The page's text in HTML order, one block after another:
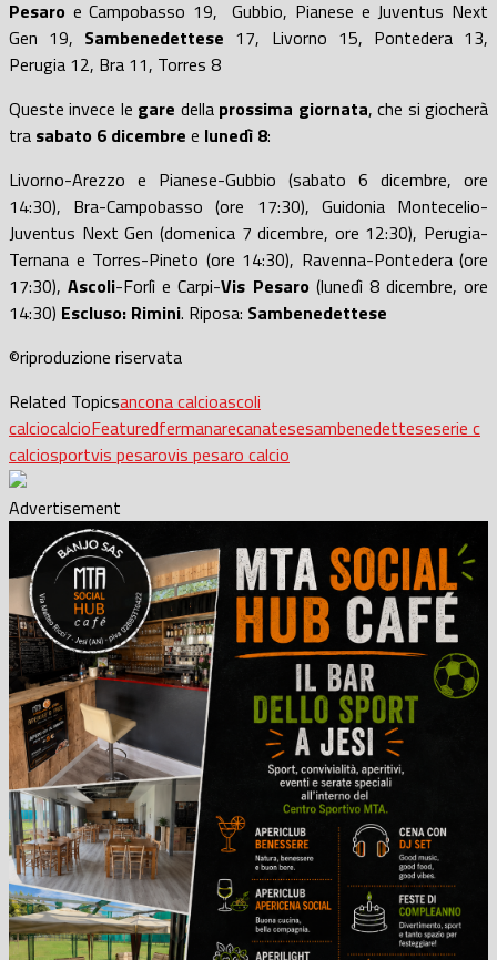
Pesaro e Campobasso 19, Gubbio, Pianese e Juventus Next
Gen 19, Sambenedettese 17, Livorno 15, Pontedera 13,
Perugia 12, Bra 11, Torres 8
Queste invece le gare della prossima giornata, che si giocherà
tra sabato 6 dicembre e lunedì 8:
Livorno-Arezzo e Pianese-Gubbio (sabato 6 dicembre, ore
14:30), Bra-Campobasso (ore 17:30), Guidonia Montecelio-
Juventus Next Gen (domenica 7 dicembre, ore 12:30), Perugia-
Ternana e Torres-Pineto (ore 14:30), Ravenna-Pontedera (ore
17:30),Ascoli-Forlì e Carpi-Vis Pesaro(lunedì 8 dicembre, ore
14:30) Escluso: Rimini. Riposa: Sambenedettese
©riproduzione riservata
Related Topicsancona calcioascoli
calciocalcioFeaturedfermanarecanatesesambenedetteseserie c
calciosportvis pesarovis pesaro calcio
Advertisement